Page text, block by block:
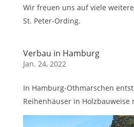
Wir freuen uns auf viele
St. Peter-Ording.
Verbau in Hamburg
Jan. 24, 2022
In Hamburg-Othmarschen
Reihenhäuser in Holzbauweise